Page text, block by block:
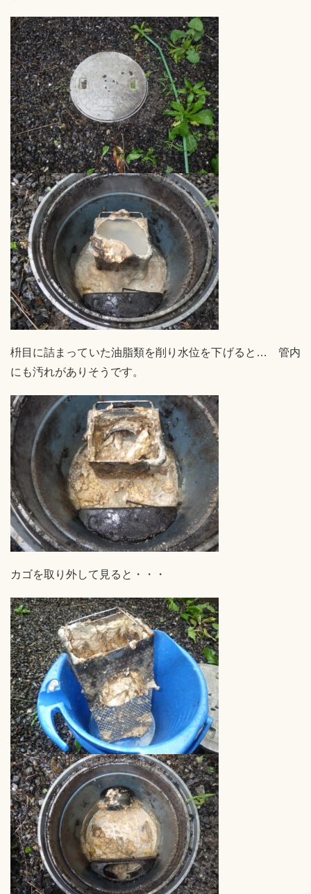
枡目に詰まっていた油脂類を削り水位を下げると… 管内
にも汚れがありそうです。
カゴを取り外して見ると・・・